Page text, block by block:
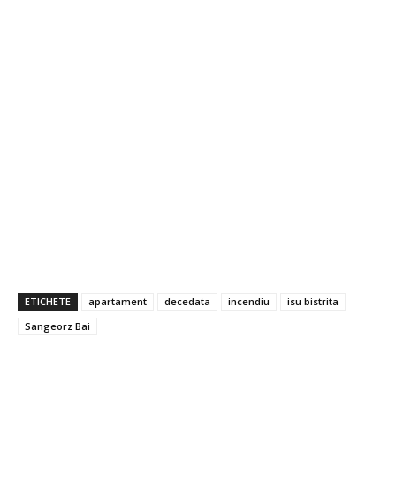
ETICHETE apartament decedata incendiu
isu bistrita
Sangeorz Bai